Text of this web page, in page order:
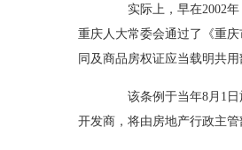
实际上，早在2002年
重庆人大常委会通过了《重
同及商品房权证应当载明共用
该条例于当年8月1日
开发商，将由房地产行政主管